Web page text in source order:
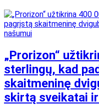
„Prorizon“
sterlingų, kad
skaitmeninę
skirtą sveikatai